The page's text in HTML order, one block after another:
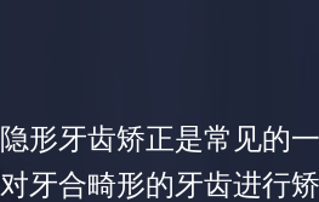
隐形牙齿矫正是常见的
对牙合畸形的牙齿进行